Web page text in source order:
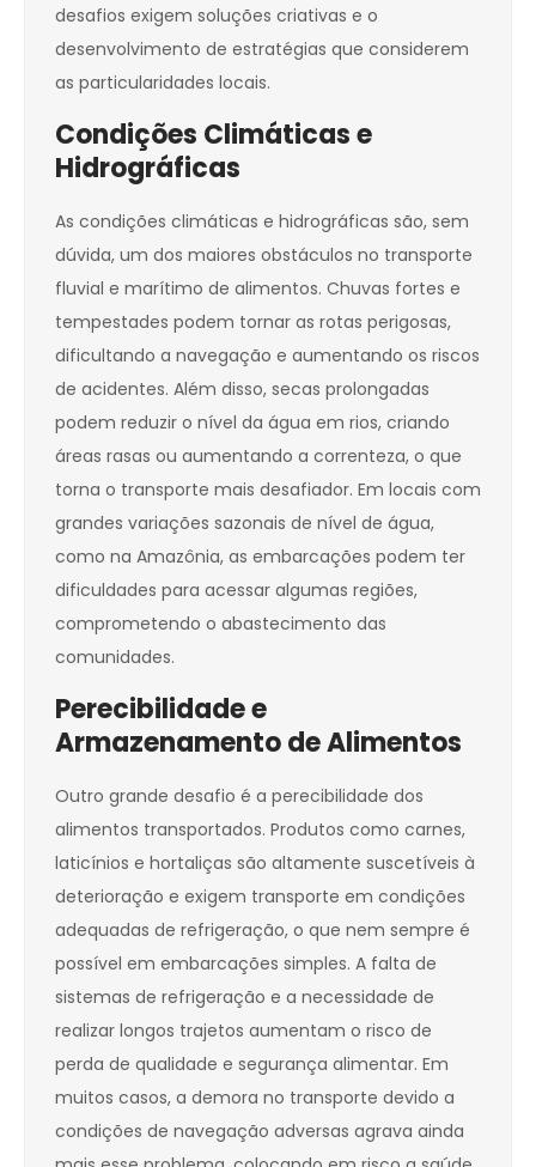
desafios exigem soluções criativas e o
desenvolvimento de estratégias que considerem
as particularidades locais.
Condições Climáticas e
Hidrográficas
As condições climáticas e hidrográficas são, sem
dúvida, um dos maiores obstáculos no transporte
fluvial e marítimo de alimentos. Chuvas fortes e
tempestades podem tornar as rotas perigosas,
dificultando a navegação e aumentando os riscos
de acidentes. Além disso, secas prolongadas
podem reduzir o nível da água em rios, criando
áreas rasas ou aumentando a correnteza, o que
torna o transporte mais desafiador. Em locais com
grandes variações sazonais de nível de água,
como na Amazônia, as embarcações podem ter
dificuldades para acessar algumas regiões,
comprometendo o abastecimento das
comunidades.
Perecibilidade e
Armazenamento de Alimentos
Outro grande desafio é a perecibilidade dos
alimentos transportados. Produtos como carnes,
laticínios e hortaliças são altamente suscetíveis à
deterioração e exigem transporte em condições
adequadas de refrigeração, o que nem sempre é
possível em embarcações simples. A falta de
sistemas de refrigeração e a necessidade de
realizar longos trajetos aumentam o risco de
perda de qualidade e segurança alimentar. Em
muitos casos, a demora no transporte devido a
condições de navegação adversas agrava ainda